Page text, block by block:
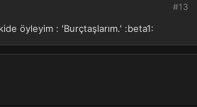
#13
öyleyim : 'Burçtaşlarım.' :beta1: